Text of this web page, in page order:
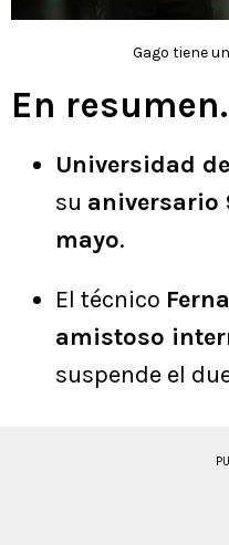
Gago tiene
En
Universidad
su aniversario
mayo.
El técnico
amistoso
suspende el